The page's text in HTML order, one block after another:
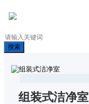
搜索
组装式洁净室